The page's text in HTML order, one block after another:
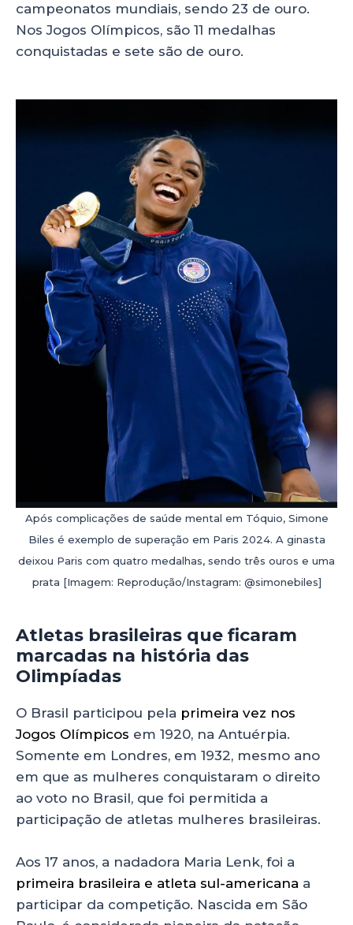
campeonatos mundiais, sendo 23 de ouro.
Nos Jogos Olímpicos, são 11 medalhas
conquistadas e sete são de ouro.
Após complicações de saúde mental em Tóquio, Simone
Biles é exemplo de superação em Paris 2024. A ginasta
deixou Paris com quatro medalhas, sendo três ouros e uma
prata [Imagem: Reprodução/Instagram: @simonebiles]
Atletas brasileiras que ficaram
marcadas na história das
Olimpíadas
O Brasil participou pela primeira vez nos
Jogos Olímpicos em 1920, na Antuérpia.
Somente em Londres, em 1932, mesmo ano
em que as mulheres conquistaram o direito
ao voto no Brasil, que foi permitida a
participação de atletas mulheres brasileiras.
Aos 17 anos, a nadadora Maria Lenk, foi a
primeira brasileira e atleta sul-americana a
participar da competição. Nascida em São